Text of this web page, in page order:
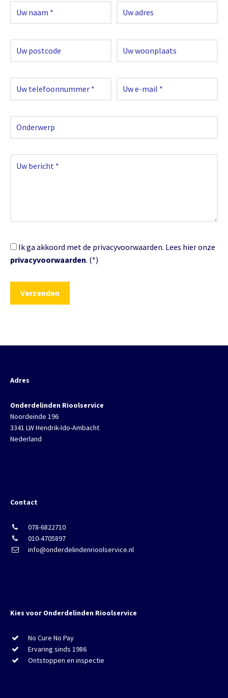
Ik ga akkoord met de privacyvoorwaarden. Lees hier onze
privacyvoorwaarden. (*)
Adres
Onderdelinden Rioolservice
Noordeinde 196
3341 LW Hendrik-Ido-Ambacht
Nederland
Contact
078-6822710
010-4705897
info@onderdelindenrioolservice.nl
Kies voor Onderdelinden Rioolservice
No Cure No Pay
Ervaring sinds 1986
Ontstoppen en inspectie